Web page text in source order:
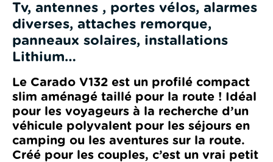
Tv, antennes , portes vélos, alarmes
diverses, attaches remorque,
panneaux solaires, installations
Lithium…
Le Carado V132 est un profilé compact
slim aménagé taillé pour la route ! Idéal
pour les voyageurs à la recherche d’un
véhicule polyvalent pour les séjours en
camping ou les aventures sur la route.
Créé pour les couples, c’est un vrai petit